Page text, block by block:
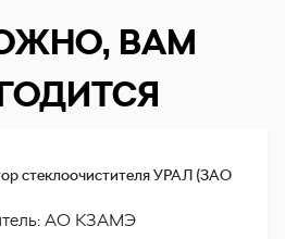
ВАМ
стеклоочистителя УРАЛ (ЗАО
АО КЗАМЭ